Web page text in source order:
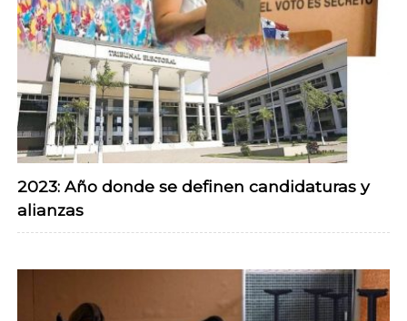
2023: Año donde se definen candidaturas y
alianzas